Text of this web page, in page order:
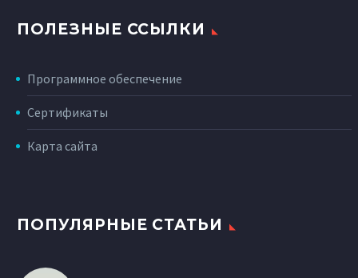
ПОЛЕЗНЫЕ ССЫЛКИ
Программное обеспечение
Сертификаты
Карта сайта
ПОПУЛЯРНЫЕ СТАТЬИ